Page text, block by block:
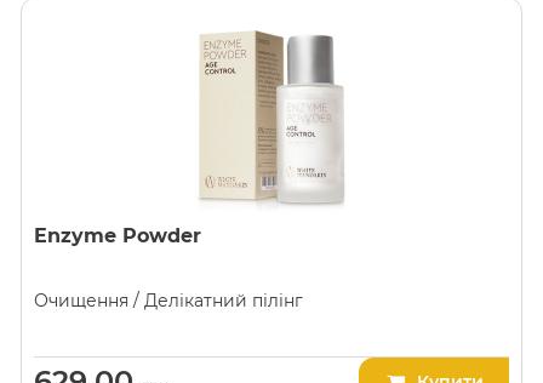
Enzyme Powder
Очищення / Делікатний пілінг